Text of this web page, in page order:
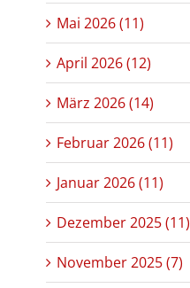
Mai 2026 (11)
April 2026 (12)
März 2026 (14)
Februar 2026 (11)
Januar 2026 (11)
Dezember 2025 (11)
November 2025 (7)